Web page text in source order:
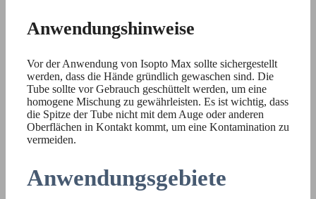
Anwendungshinweise
Vor der Anwendung von Isopto Max sollte sichergestellt
werden, dass die Hände gründlich gewaschen sind. Die
Tube sollte vor Gebrauch geschüttelt werden, um eine
homogene Mischung zu gewährleisten. Es ist wichtig, dass
die Spitze der Tube nicht mit dem Auge oder anderen
Oberflächen in Kontakt kommt, um eine Kontamination zu
vermeiden.
Anwendungsgebiete